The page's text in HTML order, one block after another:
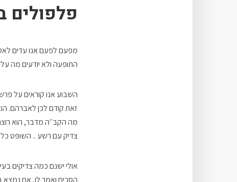
פלפולים
מפעם לפעם אנו עדים
התופעה ולא יודעים מה
השבוע אנו קוראים על
זאת קודם לכן לאברהם.
מה הקב״ה מדבר, הוא
צדיק עם רשע .. השופט
אולי ישנם כמה צדיקים
הסכים ואמר לו, אם נמצא